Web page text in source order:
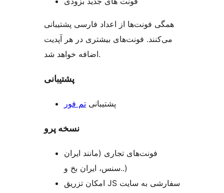
همگی فونت‌ها از اعداد فارسی پشتیبانی
می‌کنند. فونت‌های بیشتری در هر آپدیت
اضافه خواهد شد.
پشتیبانی
پشتیبانی تم فور
نسخه پرو
فونت‌های تجاری (مانند ایران
سنس، ایران بخ و..)
امکان تزریق JS سفارشی به سایت